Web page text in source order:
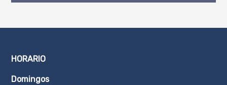
HORARIO
Domingos